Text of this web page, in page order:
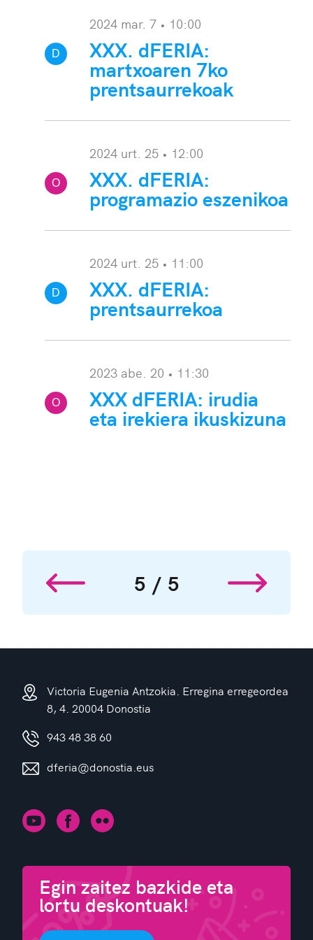
2024 mar. 7 • 10:00
D
eialdia:XXX. dFERIA:
martxoaren 7ko
prentsaurrekoak
2024 urt. 25 • 12:00
O
harra: XXX. dFERIA:
programazio eszenikoa
2024 urt. 25 • 11:00
D
eialdia:XXX. dFERIA:
prentsaurrekoa
2023 abe. 20 • 11:30
O
harra: XXX dFERIA: irudia
eta irekiera ikuskizuna
5 5
Victoria Eugenia Antzokia. Erregina erregeordea
8, 4. 20004 Donostia
943 48 38 60
dferia@donostia.eus
Egin zaitez bazkide eta
lortu deskontuak!